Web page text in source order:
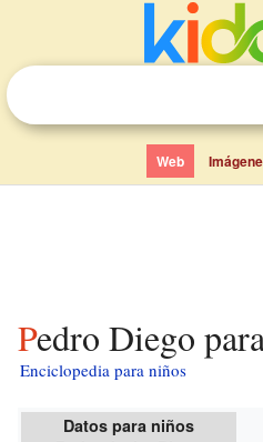
Web
Pedro Diego
Enciclopedia para niños
Datos para niños